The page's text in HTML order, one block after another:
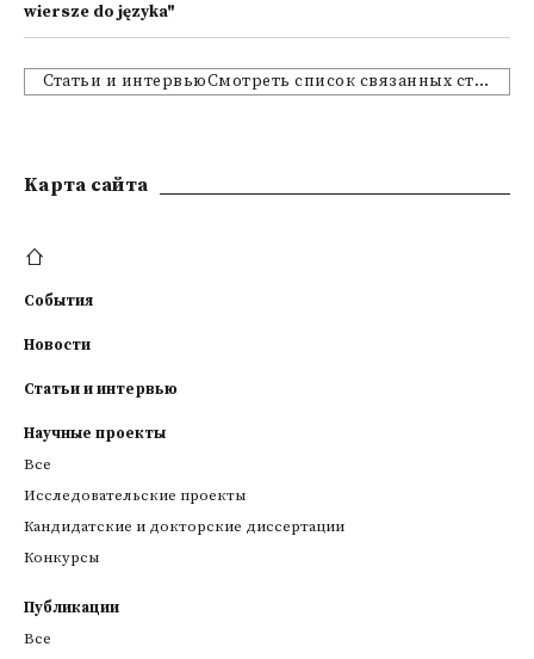
wiersze do języka"
Статьи и интервьюСмотреть список связанных статей и интервью
Kарта сайта
События
Новости
Статьи и интервью
Научные проекты
Все
Исследовательские проекты
Кандидатские и докторские диссертации
Конкурсы
Публикации
Все